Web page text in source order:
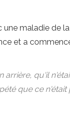
une maladie de la
et a
arrière, qu'il
que ce n'était